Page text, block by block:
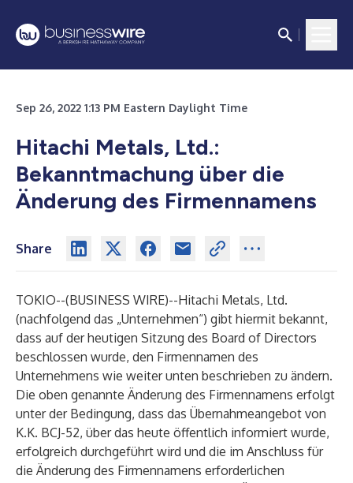
Sep 26, 2022 1:13 PM Eastern Daylight Time
Hitachi Metals, Ltd.:
Bekanntmachung über die
Änderung des Firmennamens
Share
TOKIO--(BUSINESS WIRE)--Hitachi Metals, Ltd.
(nachfolgend das „Unternehmen“) gibt hiermit bekannt,
dass auf der heutigen Sitzung des Board of Directors
beschlossen wurde, den Firmennamen des
Unternehmens wie weiter unten beschrieben zu ändern.
Die oben genannte Änderung des Firmennamens erfolgt
unter der Bedingung, dass das Übernahmeangebot von
K.K. BCJ-52, über das heute öffentlich informiert wurde,
erfolgreich durchgeführt wird und die im Anschluss für
die Änderung des Firmennamens erforderlichen